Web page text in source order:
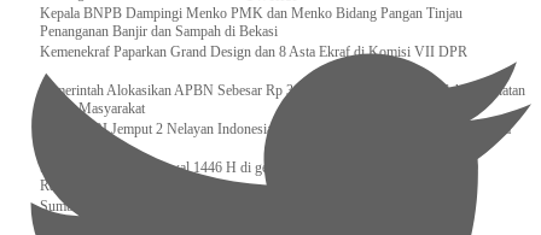
Kepala BNPB Dampingi Menko PMK dan Menko Bidang Pangan Tinjau
Penanganan Banjir dan Sampah di Bekasi
Kemenekraf Paparkan Grand Design dan 8 Asta Ekraf di Komisi VII DPR
Pemerintah Alokasikan APBN Sebesar Rp 3,4 Triliun untuk Program Cek Kesehatan
Gratis Masyarakat
Bakamla RI Jemput 2 Nelayan Indonesia di Perbatasan Terluar Indonesia Malaysia
Sidang Isbat Awal Syawal 1446 H di gelar oleh Kementerian Agama pada 29
Ramadan
Sumber Daya Adalah Tantangan Penanganan Darurat Bencana di Daerah